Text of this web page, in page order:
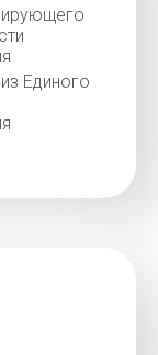
Единого